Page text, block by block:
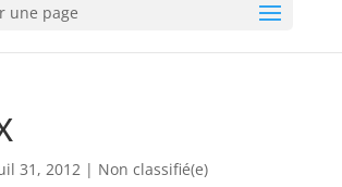
une page
31, 2012| Non classifié(e)